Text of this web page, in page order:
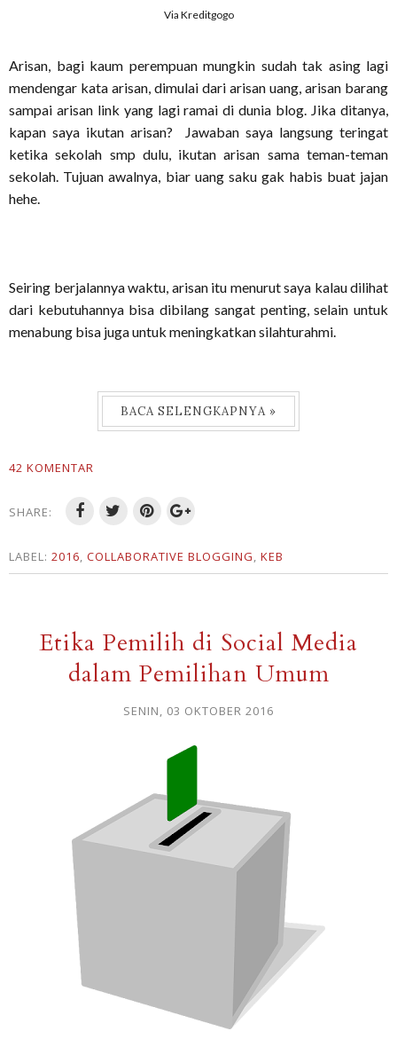
Via Kreditgogo
Arisan, bagi kaum perempuan mungkin sudah tak asing lagi
mendengar kata arisan, dimulai dari arisan uang, arisan barang
sampai arisan link yang lagi ramai di dunia blog. Jika ditanya,
kapan saya ikutan arisan? Jawaban saya langsung teringat
ketika sekolah smp dulu, ikutan arisan sama teman-teman
sekolah. Tujuan awalnya, biar uang saku gak habis buat jajan
hehe.
Seiring berjalannya waktu, arisan itu menurut saya kalau dilihat
dari kebutuhannya bisa dibilang sangat penting, selain untuk
menabung bisa juga untuk meningkatkan silahturahmi.
BACA SELENGKAPNYA »
42 KOMENTAR
SHARE:
LABEL: 2016, COLLABORATIVE BLOGGING, KEB
Etika Pemilih di Social Media
dalam Pemilihan Umum
SENIN, 03 OKTOBER 2016